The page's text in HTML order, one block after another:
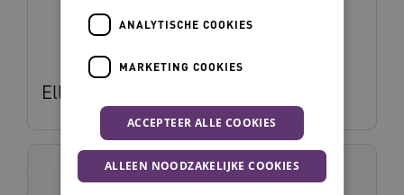
Ellen Melis
ANALYTISCHE COOKIES
MARKETING COOKIES
ACCEPTEER ALLE COOKIES
ALLEEN NOODZAKELIJKE COOKIES